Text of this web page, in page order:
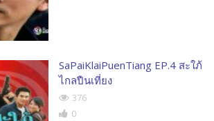
SaPaiKlaiPuenTiang EP.4 สะใภ้
ไกลปืนเที่ยง
376
0